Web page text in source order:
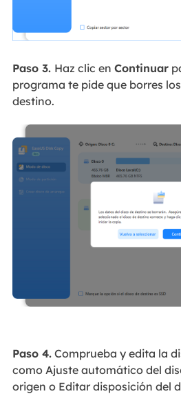
Paso 3. Haz clic en Continuar
programa te pide que borres
destino.
Paso 4.Comprueba y edita la
como Ajuste automático del
origen o Editar disposición del